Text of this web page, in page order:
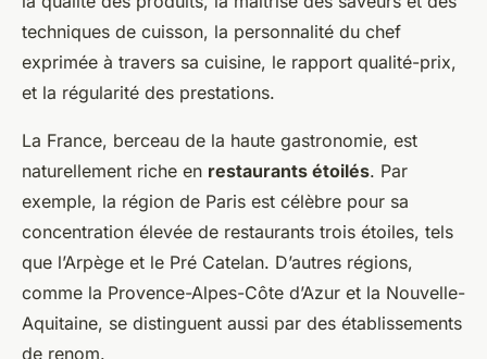
techniques de cuisson, la personnalité du chef
exprimée à travers sa cuisine, le rapport qualité-prix,
et la régularité des prestations.
La France, berceau de la haute gastronomie, est
naturellement riche en restaurants étoilés. Par
exemple, la région de Paris est célèbre pour sa
concentration élevée de restaurants trois étoiles, tels
que l’Arpège et le Pré Catelan. D’autres régions,
comme la Provence-Alpes-Côte d’Azur et la Nouvelle-
Aquitaine, se distinguent aussi par des établissements
de renom.